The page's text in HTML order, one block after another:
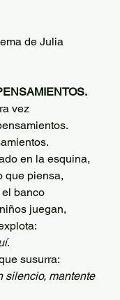
de Julia
vez
en la esquina,
que piensa,
banco
juegan,
.
susurra:
silencio, mantente